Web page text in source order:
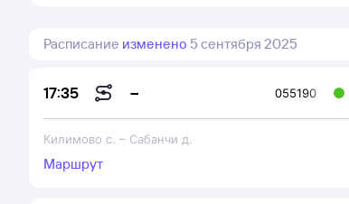
Расписание изменено 5 сентября 2025
17:35 – 055190
Килимово с. – Сабанчи д.
Маршрут